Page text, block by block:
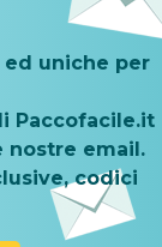
uniche per
Paccofacile.it
nostre email.
codici